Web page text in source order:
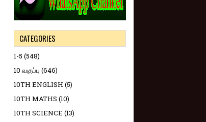
CATEGORIES
1-5 (548)
10 வகுப்பு (646)
10TH ENGLISH (5)
10TH MATHS (10)
10TH SCIENCE (13)